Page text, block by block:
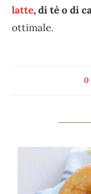
latte, di tè o di
ottimale.
0